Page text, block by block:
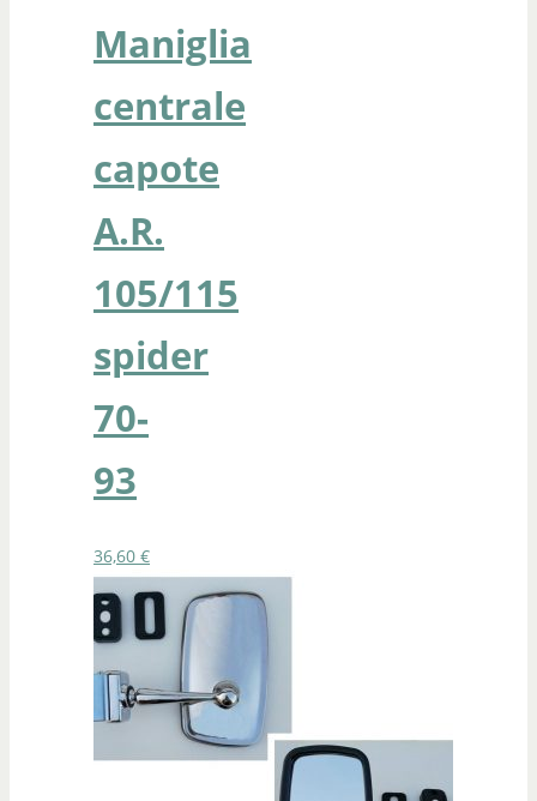
Maniglia
centrale
capote
A.R.
105/115
spider
70-
93
36,60 €